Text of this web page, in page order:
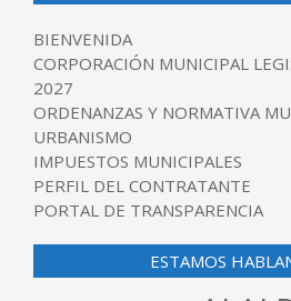
BIENVENIDA
CORPORACIÓN MUNICIPAL
2027
ORDENANZAS Y NORMATIVA
URBANISMO
IMPUESTOS MUNICIPALES
PERFIL DEL CONTRATANTE
PORTAL DE TRANSPARENCIA
ESTAMOS